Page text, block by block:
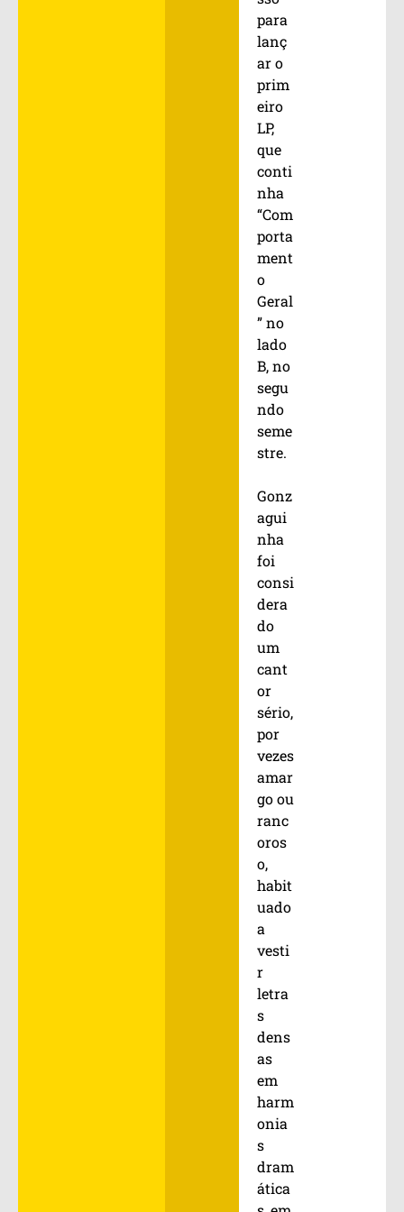
para
lanç
ar o
prim
eiro
LP,
que
conti
nha
“Com
porta
ment
o
Geral
” no
lado
B, no
segu
ndo
seme
stre.
Gonz
agui
nha
foi
consi
dera
do
um
cant
or
sério,
por
vezes
amar
go ou
ranc
oros
o,
habit
uado
a
vesti
r
letra
s
dens
as
em
harm
onia
s
dram
ática